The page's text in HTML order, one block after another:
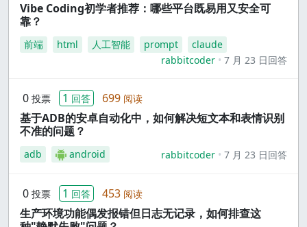
Vibe Coding初学者推荐：哪些平台既易用又安全可
靠？
前端 html 人工智能 prompt
claude
rabbitcoder
7 月 23 日回答
0 投票 1 回答 699 阅读
基于ADB的安卓自动化中，如何解决短文本和表情识别
不准的问题？
adb android rabbitcoder 7 月 23 日回答
0 投票 1 回答 453 阅读
生产环境功能偶发报错但日志无记录，如何排查这